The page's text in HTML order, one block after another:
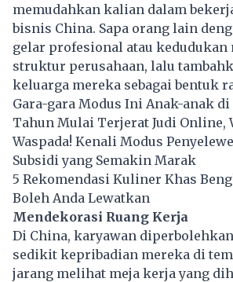
memudahkan kalian dalam
bisnis China. Sapa orang lain
gelar profesional atau kedudukan
struktur perusahaan, lalu
keluarga mereka sebagai bentuk
Gara-gara Modus Ini Anak-anak di
Tahun Mulai Terjerat Judi Online,
Waspada! Kenali Modus
Subsidi yang Semakin Marak
5 Rekomendasi Kuliner Khas
Boleh Anda Lewatkan
Mendekorasi Ruang Kerja
Di China, karyawan
sedikit kepribadian mereka di
jarang melihat meja kerja yang